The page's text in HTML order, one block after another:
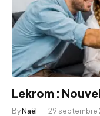
Lekrom :
ByNaël 29 septembre